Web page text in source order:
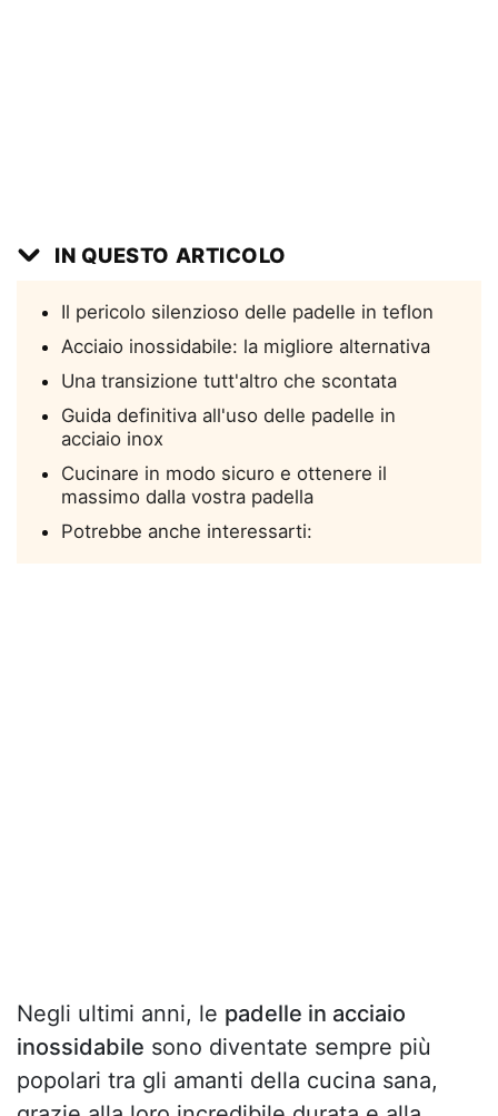
IN QUESTO ARTICOLO
Il pericolo silenzioso delle padelle in teflon
Acciaio inossidabile: la migliore alternativa
Una transizione tutt'altro che scontata
Guida definitiva all'uso delle padelle in
acciaio inox
Cucinare in modo sicuro e ottenere il
massimo dalla vostra padella
Potrebbe anche interessarti:
Negli ultimi anni, le padelle in acciaio
inossidabile sono diventate sempre più
popolari tra gli amanti della cucina sana,